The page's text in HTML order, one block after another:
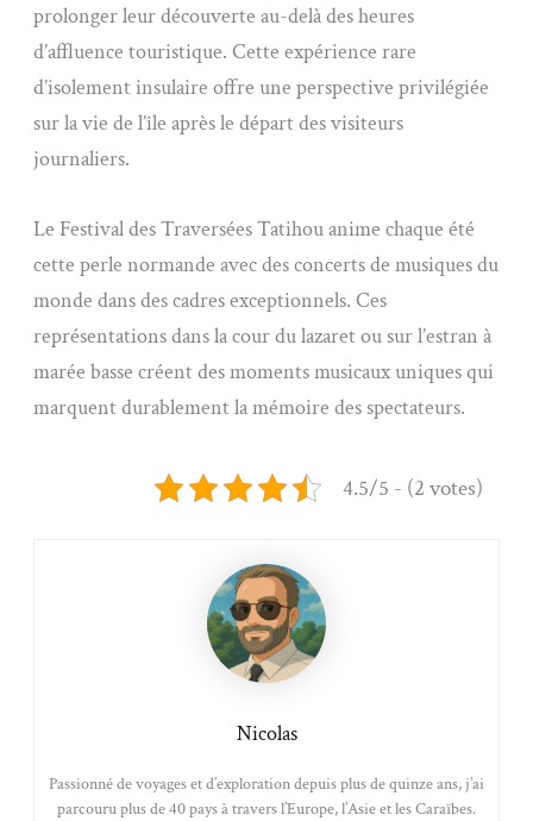
prolonger leur découverte au-delà des heures
d’affluence touristique. Cette expérience rare
d’isolement insulaire offre une perspective privilégiée
sur la vie de l’île après le départ des visiteurs
journaliers.
Le Festival des Traversées Tatihou anime chaque été
cette perle normande avec des concerts de musiques du
monde dans des cadres exceptionnels. Ces
représentations dans la cour du lazaret ou sur l’estran à
marée basse créent des moments musicaux uniques qui
marquent durablement la mémoire des spectateurs.
4.5/5 - (2 votes)
Nicolas
Passionné de voyages et d’exploration depuis plus de quinze ans, j’ai
parcouru plus de 40 pays à travers l’Europe, l’Asie et les Caraïbes.